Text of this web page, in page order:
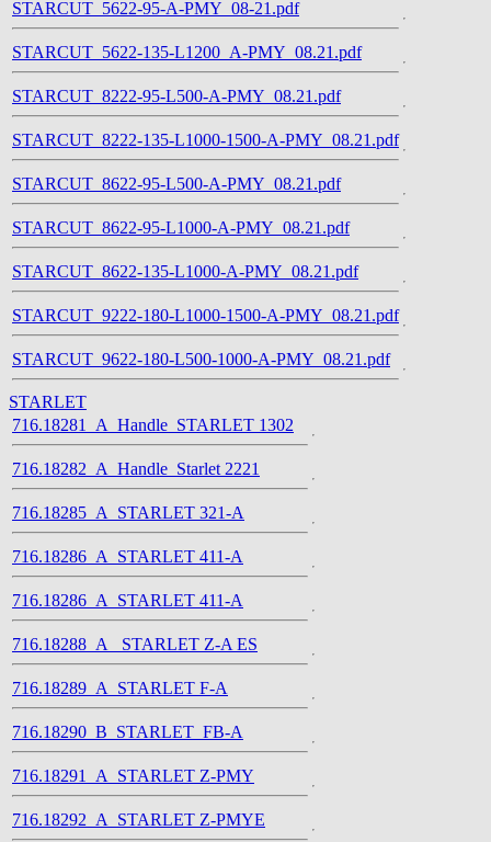
STARCUT_5622-95-A-PMY_08-21.pdf
STARCUT_5622-135-L1200_A-PMY_08.21.pdf
STARCUT_8222-95-L500-A-PMY_08.21.pdf
STARCUT_8222-135-L1000-1500-A-PMY_08.21.pdf
STARCUT_8622-95-L500-A-PMY_08.21.pdf
STARCUT_8622-95-L1000-A-PMY_08.21.pdf
STARCUT_8622-135-L1000-A-PMY_08.21.pdf
STARCUT_9222-180-L1000-1500-A-PMY_08.21.pdf
STARCUT_9622-180-L500-1000-A-PMY_08.21.pdf
STARLET
716.18281_A_Handle_STARLET 1302
716.18282_A_Handle_Starlet 2221
716.18285_A_STARLET 321-A
716.18286_A_STARLET 411-A
716.18286_A_STARLET 411-A
716.18288_A_ STARLET Z-A ES
716.18289_A_STARLET F-A
716.18290_B_STARLET_FB-A
716.18291_A_STARLET Z-PMY
716.18292_A_STARLET Z-PMYE